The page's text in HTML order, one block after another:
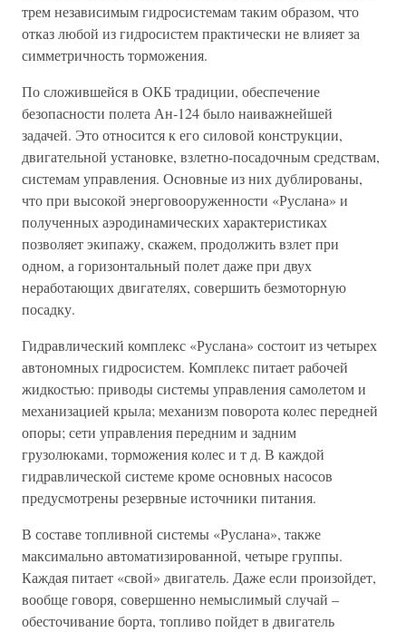
трем независимым гидросистемам таким образом, что
отказ любой из гидросистем практически не влияет за
симметричность торможения.
По сложившейся в ОКБ традиции, обеспечение
безопасности полета Ан-124 было наиважнейшей
задачей. Это относится к его силовой конструкции,
двигательной установке, взлетно-посадочным средствам,
системам управления. Основные из них дублированы,
что при высокой энерговооруженности «Руслана» и
полученных аэродинамических характеристиках
позволяет экипажу, скажем, продолжить взлет при
одном, а горизонтальный полет даже при двух
неработающих двигателях, совершить безмоторную
посадку.
Гидравлический комплекс «Руслана» состоит из четырех
автономных гидросистем. Комплекс питает рабочей
жидкостью: приводы системы управления самолетом и
механизацией крыла; механизм поворота колес передней
опоры; сети управления передним и задним
грузолюками, торможения колес и т д. В каждой
гидравлической системе кроме основных насосов
предусмотрены резервные источники питания.
В составе топливной системы «Руслана», также
максимально автоматизированной, четыре группы.
Каждая питает «свой» двигатель. Даже если произойдет,
вообще говоря, совершенно немыслимый случай –
обесточивание борта, топливо пойдет в двигатель